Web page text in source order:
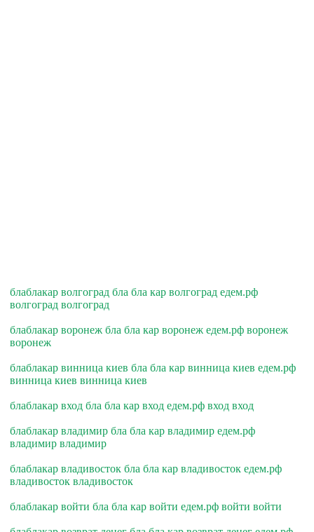
блаблакар волгоград бла бла кар волгоград едем.рф
волгоград волгоград
блаблакар воронеж бла бла кар воронеж едем.рф воронеж
воронеж
блаблакар винница киев бла бла кар винница киев едем.рф
винница киев винница киев
блаблакар вход бла бла кар вход едем.рф вход вход
блаблакар владимир бла бла кар владимир едем.рф
владимир владимир
блаблакар владивосток бла бла кар владивосток едем.рф
владивосток владивосток
блаблакар войти бла бла кар войти едем.рф войти войти